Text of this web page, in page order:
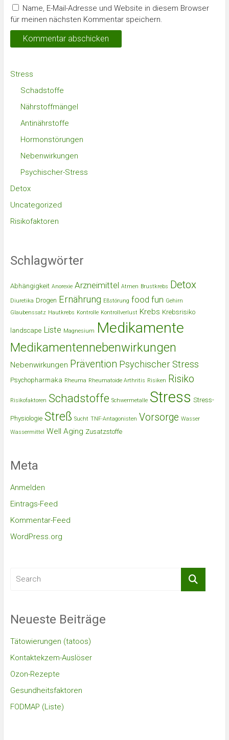
Name, E-Mail-Adresse und Website in diesem Browser
für meinen nächsten Kommentar speichern.
Stress
Schadstoffe
Nährstoffmängel
Antinährstoffe
Hormonstörungen
Nebenwirkungen
Psychischer-Stress
Detox
Uncategorized
Risikofaktoren
Schlagwörter
Abhängigkeit Anorexie Arzneimittel Atmen Brustkrebs Detox
Diuretika Drogen Ernährung Eßstörung food fun Gehirn
Glaubenssatz Hautkrebs Kontrolle Kontrollverlust Krebs Krebsrisiko
landscape Liste Magnesium Medikamente
Medikamentennebenwirkungen
Nebenwirkungen Prävention Psychischer Stress
Psychopharmaka Rheuma Rheumatoide Arthritis Risiken Risiko
Risikofaktoren Schadstoffe Schwermetalle Stress Stress-
Physiologie Streß Sucht TNF-Antagonisten Vorsorge Wasser
Wassermittel Well Aging Zusatzstoffe
Meta
Anmelden
Eintrags-Feed
Kommentar-Feed
WordPress.org
Neueste Beiträge
Tätowierungen (tatoos)
Kontaktekzem-Auslöser
Ozon-Rezepte
Gesundheitsfaktoren
FODMAP (Liste)